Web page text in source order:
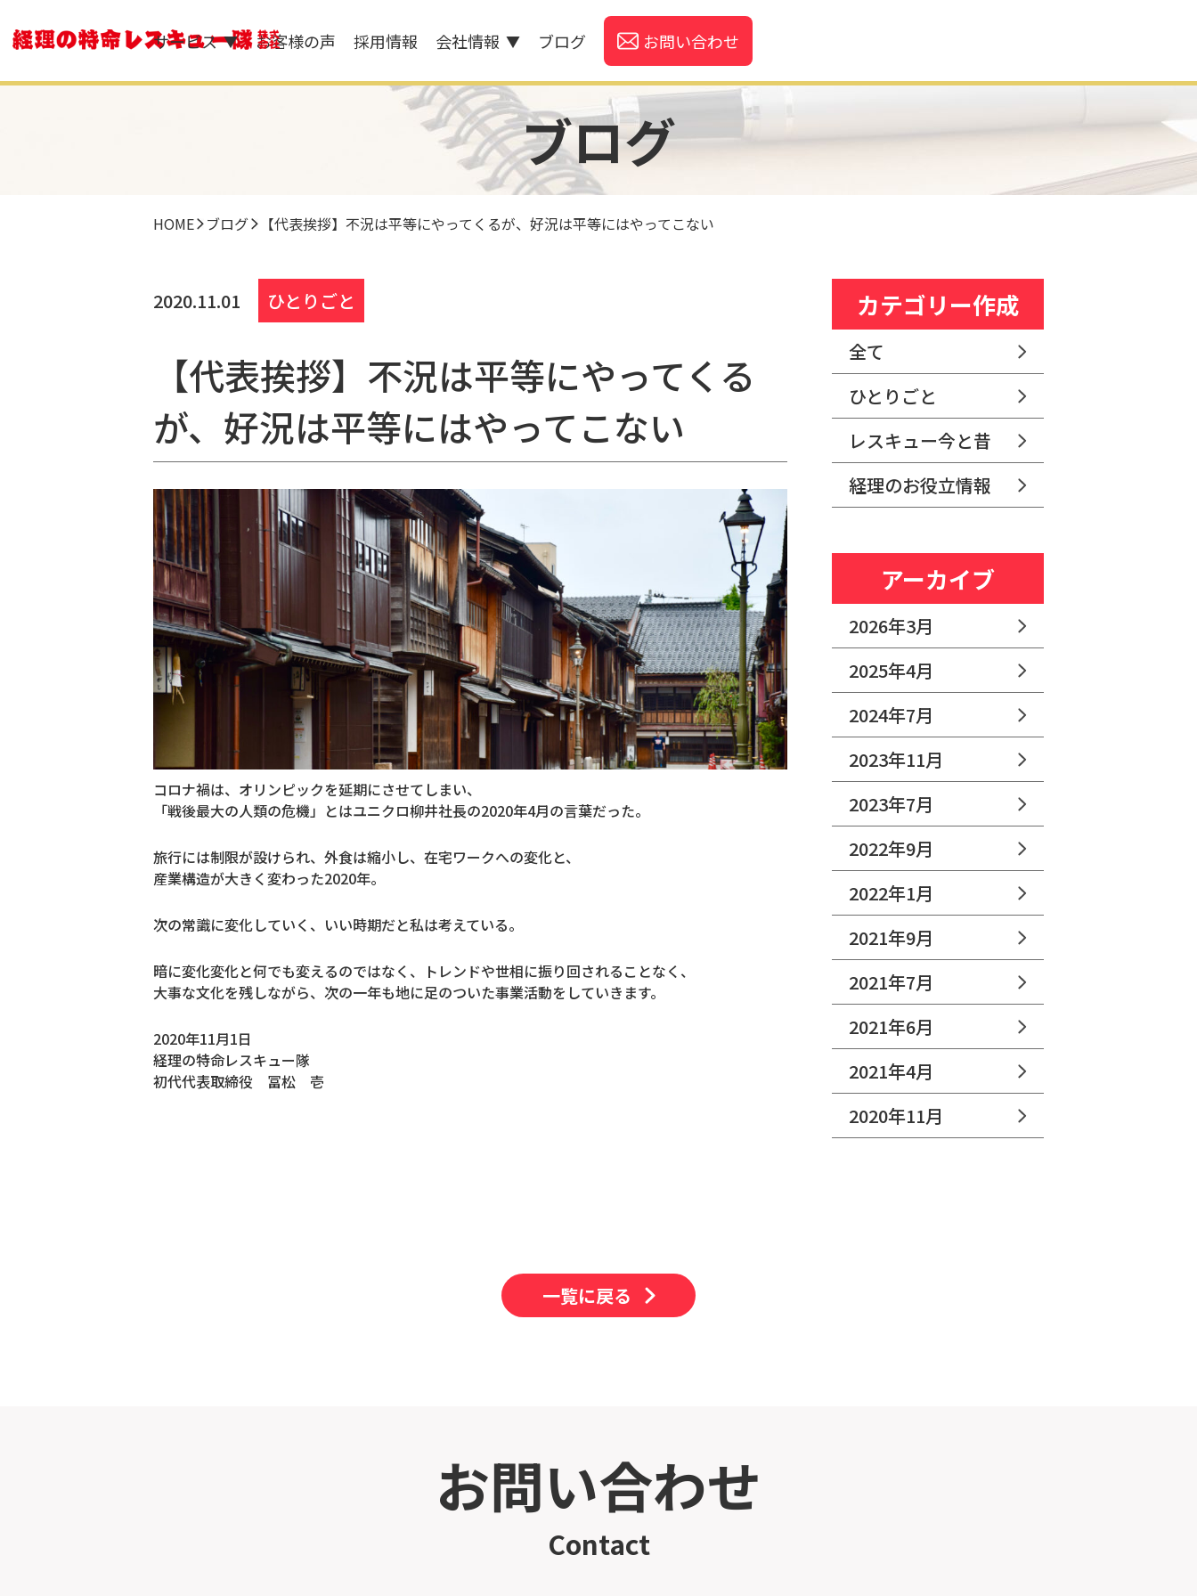
サービス ▼ お客様の声 採用情報 会社情報 ▼ ブログ お問い合わせ
ブログ
HOME ブログ 【代表挨拶】不況は平等にやってくるが、好況は平等にはやってこない
2020.11.01 ひとりごと
【代表挨拶】不況は平等にやってくる
が、好況は平等にはやってこない
コロナ禍は、オリンピックを延期にさせてしまい、
「戦後最大の人類の危機」とはユニクロ柳井社長の2020年4月の言葉だった。
旅行には制限が設けられ、外食は縮小し、在宅ワークへの変化と、
産業構造が大きく変わった2020年。
次の常識に変化していく、いい時期だと私は考えている。
暗に変化変化と何でも変えるのではなく、トレンドや世相に振り回されることなく、
大事な文化を残しながら、次の一年も地に足のついた事業活動をしていきます。
2020年11月1日
経理の特命レスキュー隊
初代代表取締役 冨松 壱
一覧に戻る
カテゴリー作成
全て
ひとりごと
レスキュー今と昔
経理のお役立情報
アーカイブ
2026年3月
2025年4月
2024年7月
2023年11月
2023年7月
2022年9月
2022年1月
2021年9月
2021年7月
2021年6月
2021年4月
2020年11月
お問い合わせ
Contact